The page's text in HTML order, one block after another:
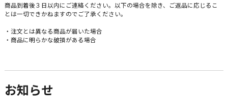
商品到着後３日以内にご連絡ください。以下の場合を除き、ご返品に応じるこ
とは一切できかねますのでご了承ください。
・注文とは異なる商品が届いた場合
・商品に明らかな破損がある場合
お知らせ